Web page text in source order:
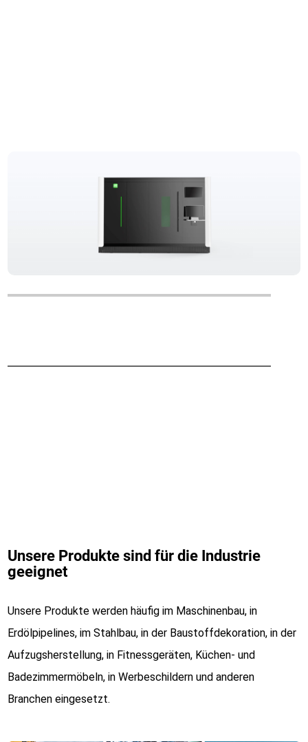
Unsere Produkte sind für die Industrie
geeignet
Unsere Produkte werden häufig im Maschinenbau, in
Erdölpipelines, im Stahlbau, in der Baustoffdekoration, in der
Aufzugsherstellung, in Fitnessgeräten, Küchen- und
Badezimmermöbeln, in Werbeschildern und anderen
Branchen eingesetzt.